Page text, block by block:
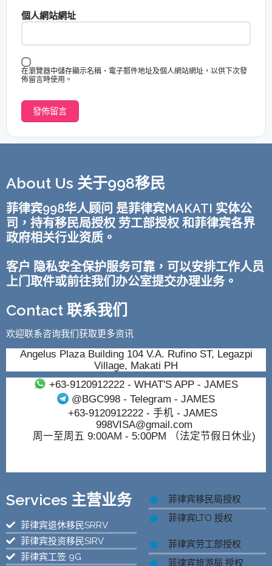
個人網站網址
在瀏覽器中儲存顯示名稱、電子郵件地址及個人網站網址，以供下次發
佈留言時使用。
About Us 关于998移民
菲律宾998华人顾问 是菲律宾MAKATI 实体公
司，持有移民局授权 劳工部授权 和菲律宾各界
政府相关行业资质。
客户 隐私安全保护服务可靠，可以安排工作人员
上门取件或前往我们办公室提交办理业务。
Contact 联系我们
欢迎联系咨询我们获取更多资讯
Angelus Plaza Building 104 V.A. Rufino ST, Legazpi
Village, Makati PH
+63-9120912222- WHAT'S APP - JAMES
@BGC998 - Telegram - JAMES
+63-9120912222- 手机 - JAMES
998VISA@gmail.com
周一至周五 9:00AM - 5:00PM （法定节假日休业)
Services 主营业务
菲律宾退休移民SRRV
菲律宾投资移民SIRV
菲律宾工签 9G
菲律宾移民局授权
菲律宾LTO 授权
菲律宾劳工部授权
菲律宾旅游局 授权